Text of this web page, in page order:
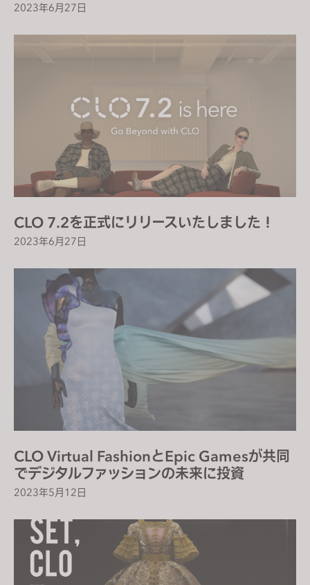
2023年6月27日
CLO 7.2を正式にリリースいたしました！
2023年6月27日
CLO Virtual FashionとEpic Gamesが共同
でデジタルファッションの未来に投資
2023年5月12日